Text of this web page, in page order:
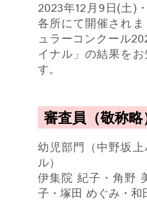
2023年12月9日(土)
各所にて開催され
ュラーコンクール
イナル」の結果を
す。
審査員（敬称略
幼児部門（中野坂
ル）
伊集院 紀子・角野
子・塚田 めぐみ・和